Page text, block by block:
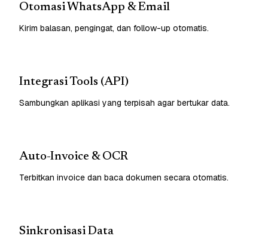
Otomasi WhatsApp & Email
Kirim balasan, pengingat, dan follow-up otomatis.
Integrasi Tools (API)
Sambungkan aplikasi yang terpisah agar bertukar data.
Auto-Invoice & OCR
Terbitkan invoice dan baca dokumen secara otomatis.
Sinkronisasi Data